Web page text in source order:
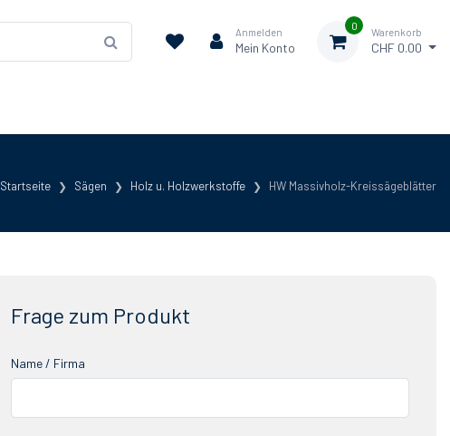
Anmelden
Mein Konto
0
Warenkorb
CHF 0.00
Startseite Sägen Holz u. Holzwerkstoffe HW Massivholz-Kreissägeblätter
Frage zum Produkt
Name / Firma